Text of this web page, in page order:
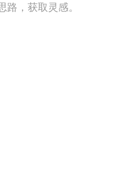
路，获取灵感。